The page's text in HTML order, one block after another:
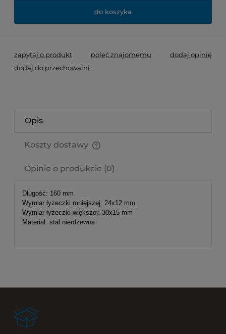
do koszyka
zapytaj o produkt poleć znajomemu
dodaj opinię
dodaj do przechowalni
Opis
Koszty dostawy
Opinie o produkcie (0)
Długość: 160 mm
Wymiar łyżeczki mniejszej: 24x12 mm
Wymiar łyżeczki większej: 30x15 mm
Materiał: stal nierdzewna